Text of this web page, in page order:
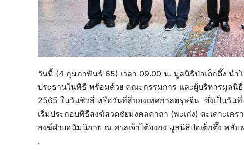
วันนี้ (4 กุมภาพันธ์ 65) เวลา 09.00 น. มูลนิธิป่อเต็กตึ๊ง นำ
ประธานในพิธี พร้อมด้วย คณะกรรมการ และผู้บริหารมูลนิธิ
2565 ในวันชิวสี่ หรือวันที่สี่ของเทศกาลตรุษจีน ซึ่งเป็นวัน
เริ่มประกอบพิธีสงฆ์สวดชัยมงคลคาถา (พะเก่ง) สะเดาะเค
สงฆ์ฝ่ายอนัมนิกาย ณ ศาลเจ้าไต้ฮงกง มูลนิธิป่อเต็กตึ๊ง พลับ
.